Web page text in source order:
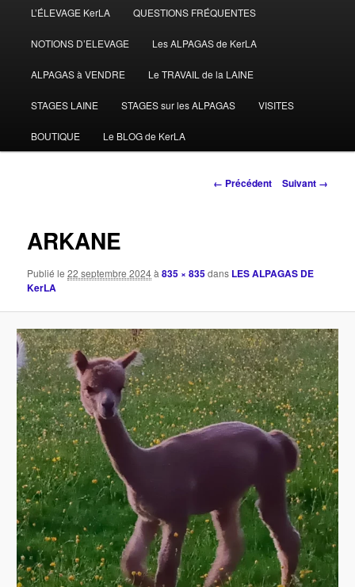
principal
L’ÉLEVAGE KerLA QUESTIONS FRÉQUENTES
NOTIONS D’ELEVAGE Les ALPAGAS de KerLA
ALPAGAS à VENDRE Le TRAVAIL de la LAINE
STAGES LAINE STAGES sur les ALPAGAS VISITES
BOUTIQUE Le BLOG de KerLA
Navigation
← Précédent Suivant →
ARKANE
Publié le22 septembre 2024à835 × 835dans LES ALPAGAS DE
KerLA